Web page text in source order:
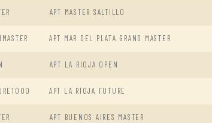
APT MASTER SALTILLO
APT MAR DEL PLATA GRAND MASTER
APT LA RIOJA OPEN
APT LA RIOJA FUTURE
APT BUENOS AIRES MASTER